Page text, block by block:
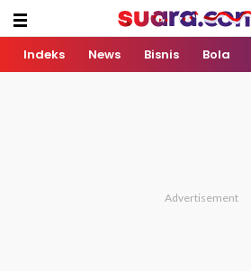
Indeks News Bisnis Bola